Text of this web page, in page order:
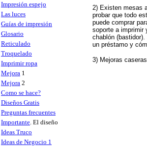
Impresión espejo
Las luces
Guías de impresión
Glosario
Reticulado
Troquelado
Imprimir ropa
Mejora 1
Mejora 2
Como se hace?
Diseños Gratis
Preguntas frecuentes
Importante. El diseño
Ideas Truco
Ideas de Negocio 1
2) Existen mesas
probar que todo
puede comprar
soporte a imprimir
chablón
un préstamo y
3) Mejoras